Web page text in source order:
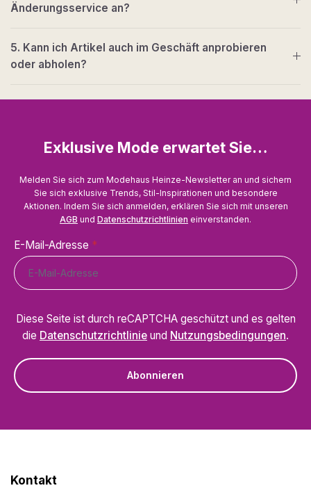
Änderungsservice an?
5. Kann ich Artikel auch im Geschäft anprobieren
oder abholen?
Exklusive Mode erwartet Sie…
Melden Sie sich zum Modehaus Heinze-Newsletter an und sichern
Sie sich exklusive Trends, Stil-Inspirationen und besondere
Aktionen. Indem Sie sich anmelden, erklären Sie sich mit unseren
AGB und Datenschutzrichtlinien einverstanden.
E-Mail-Adresse *
Diese Seite ist durch reCAPTCHA geschützt und es gelten
die Datenschutzrichtlinie und Nutzungsbedingungen.
Abonnieren
Kontakt